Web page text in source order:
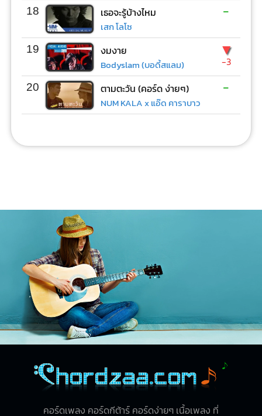
18 เธอจะรู้บ้างไหม
เสก โลโซ
-
19 งมงาย
Bodyslam (บอดี้สแลม)
▼
-3
20 ตามตะวัน (คอร์ด ง่ายๆ)
NUM KALA x แอ๊ด คาราบาว
-
คอร์ดเพลง คอร์ดกีต้าร์ คอร์ดง่ายๆ เนื้อเพลง ที่